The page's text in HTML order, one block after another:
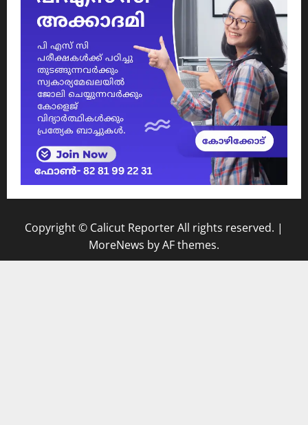
Copyright © Calicut Reporter All rights reserved. |
MoreNews by AF themes.